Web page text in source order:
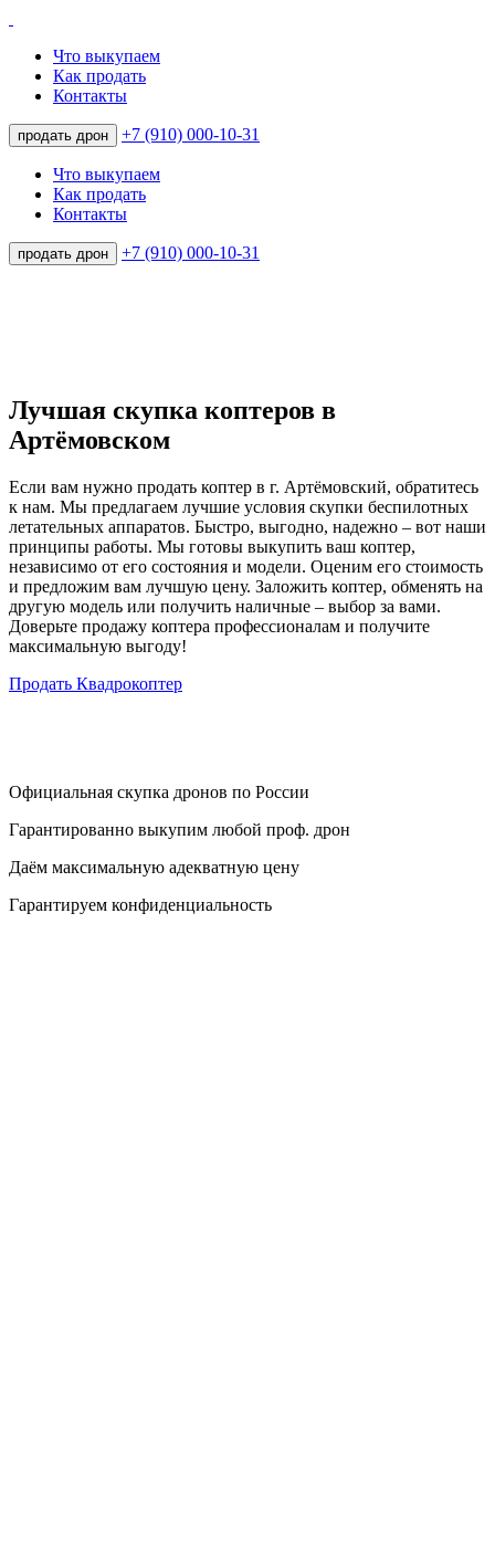
Что выкупаем
Как продать
Контакты
продать дрон +7 (910) 000-10-31
Что выкупаем
Как продать
Контакты
продать дрон +7 (910) 000-10-31
Лучшая скупка коптеров в
Артёмовском
Если вам нужно продать коптер в г. Артёмовский, обратитесь
к нам. Мы предлагаем лучшие условия скупки беспилотных
летательных аппаратов. Быстро, выгодно, надежно – вот наши
принципы работы. Мы готовы выкупить ваш коптер,
независимо от его состояния и модели. Оценим его стоимость
и предложим вам лучшую цену. Заложить коптер, обменять на
другую модель или получить наличные – выбор за вами.
Доверьте продажу коптера профессионалам и получите
максимальную выгоду!
Продать Квадрокоптер
Официальная скупка дронов по России
Гарантированно выкупим любой проф. дрон
Даём максимальную адекватную цену
Гарантируем конфиденциальность